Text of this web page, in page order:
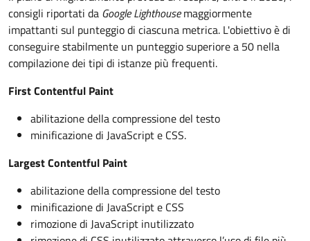
consigli riportati da Google Lighthousemaggiormente
impattanti sul punteggio di ciascuna metrica. L'obiettivo è di
conseguire stabilmente un punteggio superiore a 50 nella
compilazione dei tipi di istanze più frequenti.
First Contentful Paint
abilitazione della compressione del testo
minificazione di JavaScript e CSS.
Largest Contentful Paint
abilitazione della compressione del testo
minificazione di JavaScript e CSS
rimozione di JavaScript inutilizzato